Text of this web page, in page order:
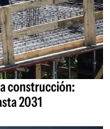
construcción:
2031